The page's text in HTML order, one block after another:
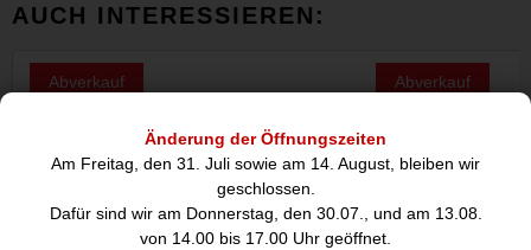
Änderung der Öffnungszeiten
Am Freitag, den 31. Juli sowie am 14. August, bleiben wir
geschlossen.
Dafür sind wir am Donnerstag, den 30.07., und am 13.08.
von 14.00 bis 17.00 Uhr geöffnet.
AUCH INTERESSIEREN:
Abverkauf Abverkauf